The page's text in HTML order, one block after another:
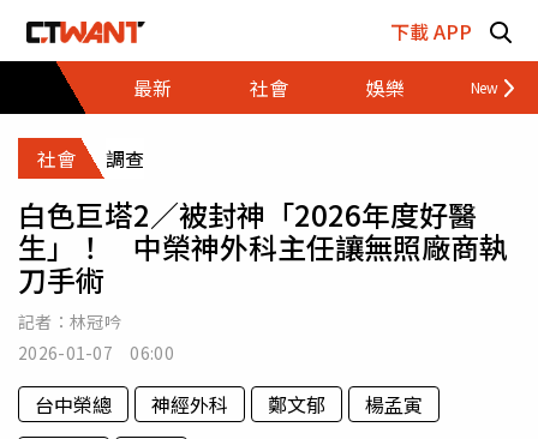
下載 APP
最新
社會 娛樂 財經
社會 調查
白色巨塔2／被封神「2026年度好醫
生」！ 中榮神外科主任讓無照廠商執
刀手術
記者： 林冠吟
2026-01-07 06:00
台中榮總 神經外科 鄭文郁
楊孟寅